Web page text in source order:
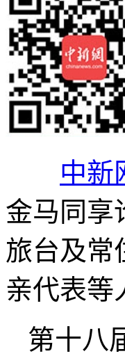
中新
金马同享
旅台及常
亲代表等
第十八